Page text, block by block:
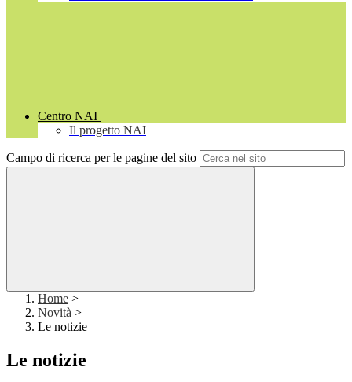
Centro NAI
Il progetto NAI
Campo di ricerca per le pagine del sito
Home >
Novità >
Le notizie
Le notizie